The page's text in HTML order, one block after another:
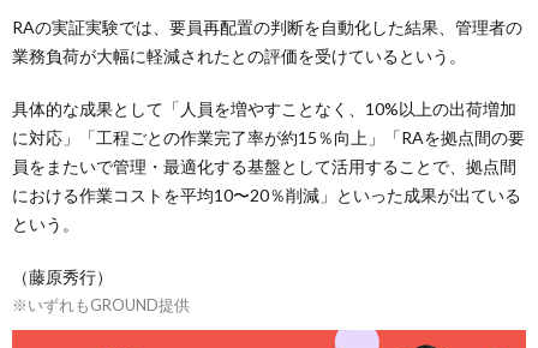
RAの実証実験では、要員再配置の判断を自動化した結果、管理者の
業務負荷が大幅に軽減されたとの評価を受けているという。
具体的な成果として「人員を増やすことなく、10%以上の出荷増加
に対応」「工程ごとの作業完了率が約15％向上」「RAを拠点間の要
員をまたいで管理・最適化する基盤として活用することで、拠点間
における作業コストを平均10〜20％削減」といった成果が出ている
という。
（藤原秀行）
※いずれもGROUND提供